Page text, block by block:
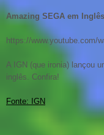
Amazing SEGA em Inglês
https://www.youtube.com/
A IGN (que ironia) lançou
inglês. Confira!
Fonte: IGN